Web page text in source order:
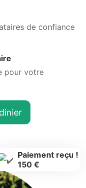
:
Rebecq-
rognon
prix oscillent
interventions
ou